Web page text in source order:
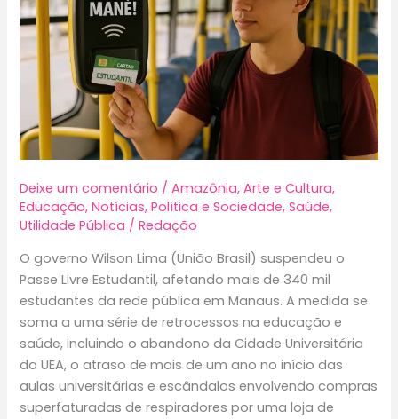
Deixe um comentário /Amazônia,Arte e Cultura,
Educação,Notícias,Política e Sociedade,Saúde,
Utilidade Pública /Redação
O governo Wilson Lima (União Brasil) suspendeu o
Passe Livre Estudantil, afetando mais de 340 mil
estudantes da rede pública em Manaus. A medida se
soma a uma série de retrocessos na educação e
saúde, incluindo o abandono da Cidade Universitária
da UEA, o atraso de mais de um ano no início das
aulas universitárias e escândalos envolvendo compras
superfaturadas de respiradores por uma loja de